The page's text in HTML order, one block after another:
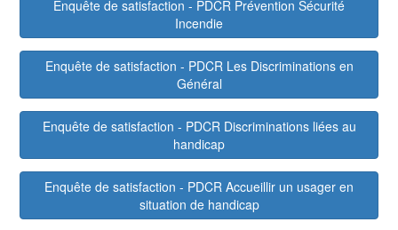
Enquête de satisfaction - PDCR Prévention Sécurité
Incendie
Enquête de satisfaction - PDCR Les Discriminations en
Général
Enquête de satisfaction - PDCR Discriminations liées au
handicap
Enquête de satisfaction - PDCR Accueillir un usager en
situation de handicap